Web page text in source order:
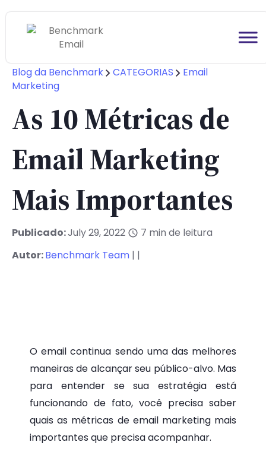
Blog da Benchmark CATEGORIAS
Email
Marketing
As 10 Métricas de
Email Marketing
Mais Importantes
Publicado:July 29, 2022 7 min de leitura
Autor:Benchmark Team | |
O email continua sendo uma das melhores
maneiras de alcançar seu público-alvo. Mas
para entender se sua estratégia está
funcionando de fato, você precisa saber
quais as métricas de email marketing mais
importantes que precisa acompanhar.